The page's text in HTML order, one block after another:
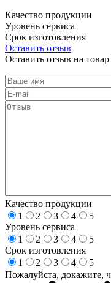
Качество продукции
Уровень сервиса
Срок изготовления
Оставить отзыв
Оставить отзыв на
Качество продукции
1
2 3 4
5
Уровень сервиса
1
2 3 4
5
Срок изготовления
1
2 3 4
5
Пожалуйста, докажите,